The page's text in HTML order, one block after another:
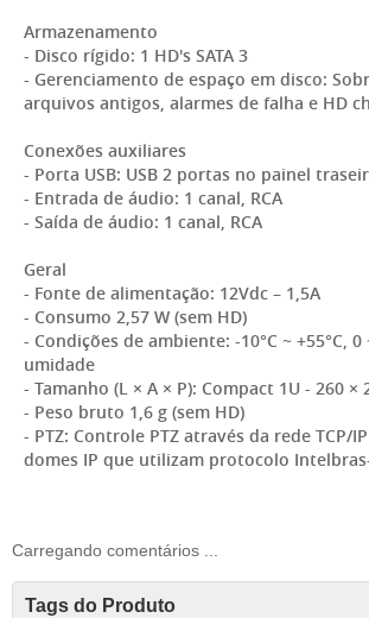
Armazenamento
- Disco rígido: 1 HD's SATA 3
- Gerenciamento de espaço em disco:
arquivos antigos, alarmes de falha e HD
Conexões auxiliares
- Porta USB: USB 2 portas no painel
- Entrada de áudio: 1 canal, RCA
- Saída de áudio: 1 canal, RCA
Geral
- Fonte de alimentação: 12Vdc – 1,5A
- Consumo 2,57 W (sem HD)
- Condições de ambiente: -10°C ~ +55°C, 0
umidade
- Tamanho (L × A × P): Compact 1U - 260 ×
- Peso bruto 1,6 g (sem HD)
- PTZ: Controle PTZ através da rede TCP/
domes IP que utilizam protocolo
Carregando comentários ...
Tags do Produto